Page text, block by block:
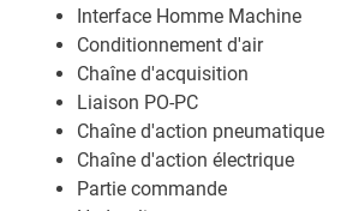
Interface Homme Machine
Conditionnement d'air
Chaîne d'acquisition
Liaison PO-PC
Chaîne d'action pneumatique
Chaîne d'action électrique
Partie commande